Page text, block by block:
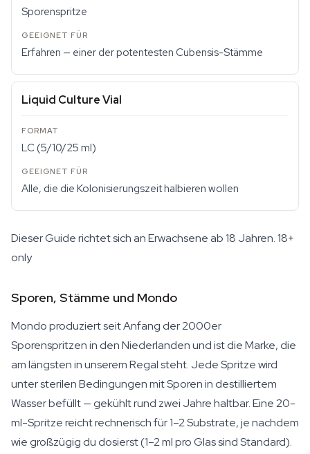
Sporenspritze
Erfahren — einer der potentesten Cubensis-Stämme
Liquid Culture Vial
LC (5/10/25 ml)
Alle, die die Kolonisierungszeit halbieren wollen
Dieser Guide richtet sich an Erwachsene ab 18 Jahren.18+
only
Sporen, Stämme und Mondo
Mondo produziert seit Anfang der 2000er
Sporenspritzen in den Niederlanden und ist die Marke, die
am längsten in unserem Regal steht. Jede Spritze wird
unter sterilen Bedingungen mit Sporen in destilliertem
Wasser befüllt — gekühlt rund zwei Jahre haltbar. Eine 20-
ml-Spritze reicht rechnerisch für 1–2 Substrate, je nachdem
wie großzügig du dosierst (1–2 ml pro Glas sind Standard).